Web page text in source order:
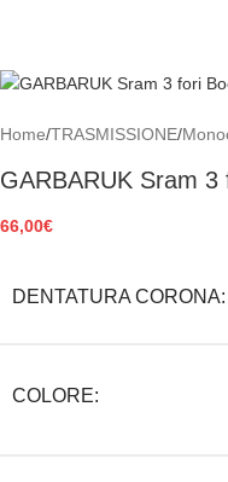
Home/TRASMISSIONE/
GARBARUK Sram
66,00€
DENTATURA CORONA:
COLORE: